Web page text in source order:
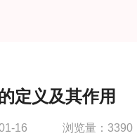
定义及其作用
16 浏览量：3390